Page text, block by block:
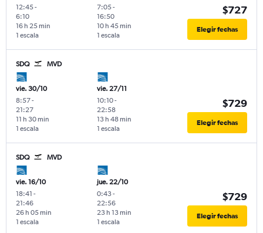
12:45-
6:10
1 escala
16 h 25 min
7:05-
16:50
1 escala
10 h 45 min
$727
Elegir fechas
SDQ MVD
vie. 30/10
8:57-
21:27
1 escala
11 h 30 min
vie. 27/11
10:10-
22:58
1 escala
13 h 48 min
$729
Elegir fechas
SDQ MVD
vie. 16/10
18:41 -
21:46
1 escala
26 h 05 min
jue. 22/10
0:43-
22:56
1 escala
23 h 13 min
$729
Elegir fechas